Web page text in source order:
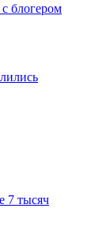
блогером
7 тысяч